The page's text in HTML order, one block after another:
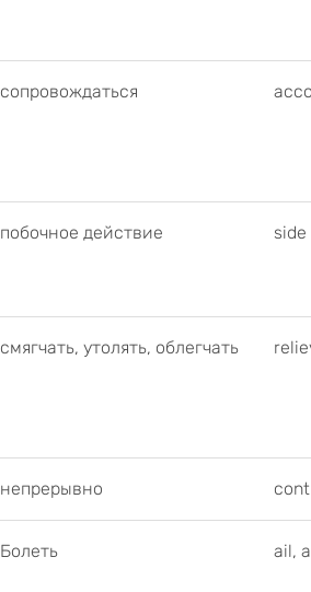
сопровождаться
побочное действие
смягчать, утолять, облегчать
непрерывно
Болеть ail,